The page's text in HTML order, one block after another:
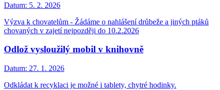
Datum: 5. 2. 2026
Výzva k chovatelům - Žádáme o nahlášení drůbeže a jiných ptáků
chovaných v zajetí nejpozději do 10.2.2026
Odlož vysloužilý mobil v knihovně
Datum: 27. 1. 2026
Odkládat k recyklaci je možné i tablety, chytré hodinky.